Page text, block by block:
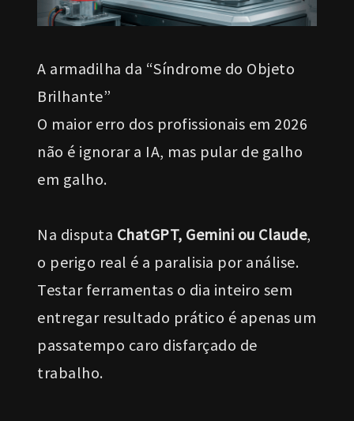
A armadilha da “Síndrome do Objeto
Brilhante”
O maior erro dos profissionais em 2026
não é ignorar a IA, mas pular de galho
em galho.
Na disputa ChatGPT, Gemini ou Claude,
o perigo real é a paralisia por análise.
Testar ferramentas o dia inteiro sem
entregar resultado prático é apenas um
passatempo caro disfarçado de
trabalho.